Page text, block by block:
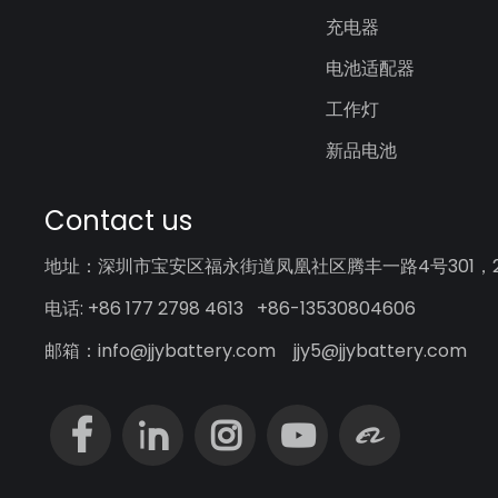
充电器
电池适配器
工作灯
新品电池
Contact us
地址：深圳市宝安区福永街道凤凰社区腾丰一路4号301，
电话: +86 177 2798 4613 +86-13530804606
邮箱：info@jjybattery.com jjy5@jjybattery.com